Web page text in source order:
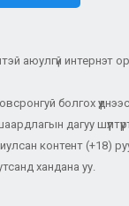
аюулгүй интернэт
болгох
дагуу
контент (+18)
хандана уу.